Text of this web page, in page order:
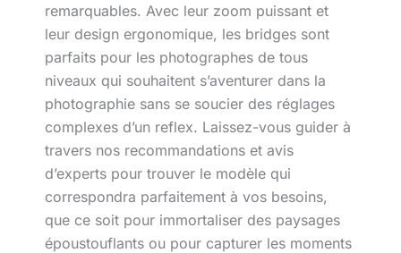
remarquables. Avec leur zoom puissant et
leur design ergonomique, les bridges sont
parfaits pour les photographes de tous
niveaux qui souhaitent s’aventurer dans la
photographie sans se soucier des réglages
complexes d’un reflex. Laissez-vous guider à
travers nos recommandations et avis
d’experts pour trouver le modèle qui
correspondra parfaitement à vos besoins,
que ce soit pour immortaliser des paysages
époustouflants ou pour capturer les moments